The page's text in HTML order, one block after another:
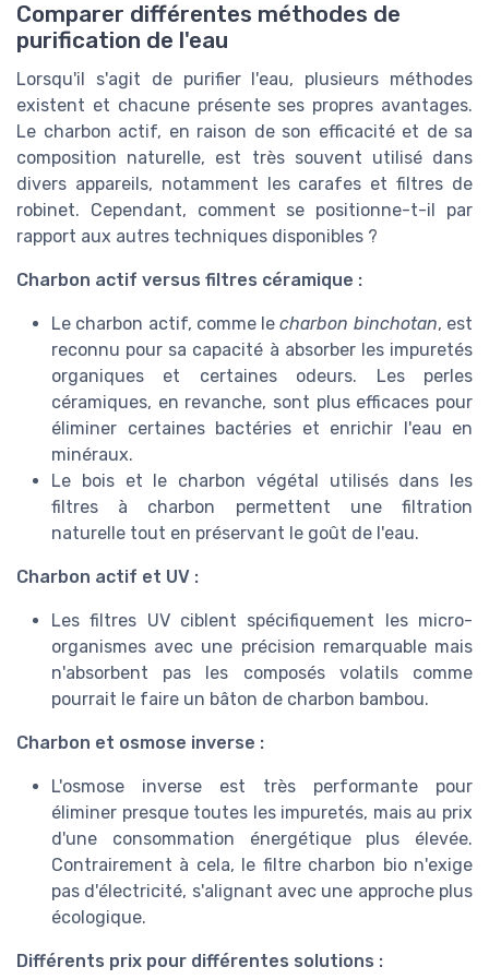
Comparer différentes méthodes de
purification de l'eau
Lorsqu'il s'agit de purifier l'eau, plusieurs méthodes
existent et chacune présente ses propres avantages.
Le charbon actif, en raison de son efficacité et de sa
composition naturelle, est très souvent utilisé dans
divers appareils, notamment les carafes et filtres de
robinet. Cependant, comment se positionne-t-il par
rapport aux autres techniques disponibles ?
Charbon actif versus filtres céramique :
Le charbon actif, comme lecharbon binchotan, est
reconnu pour sa capacité à absorber les impuretés
organiques et certaines odeurs. Les perles
céramiques, en revanche, sont plus efficaces pour
éliminer certaines bactéries et enrichir l'eau en
minéraux.
Le bois et le charbon végétal utilisés dans les
filtres à charbon permettent une filtration
naturelle tout en préservant le goût de l'eau.
Charbon actif et UV :
Les filtres UV ciblent spécifiquement les micro-
organismes avec une précision remarquable mais
n'absorbent pas les composés volatils comme
pourrait le faire un bâton de charbon bambou.
Charbon et osmose inverse :
L'osmose inverse est très performante pour
éliminer presque toutes les impuretés, mais au prix
d'une consommation énergétique plus élevée.
Contrairement à cela, le filtre charbon bio n'exige
pas d'électricité, s'alignant avec une approche plus
écologique.
Différents prix pour différentes solutions :